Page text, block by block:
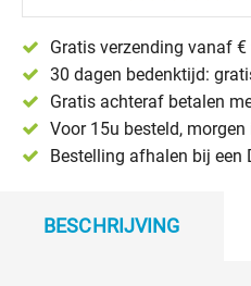
Gratis verzending vanaf €
30 dagen bedenktijd:
Gratis achteraf betalen
Voor 15u besteld,
Bestelling afhalen bij een
BESCHRIJVING